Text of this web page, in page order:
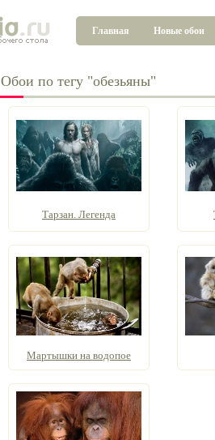
Главная Новые обои
Обои по тегу "обезьяны"
Тарзан. Легенда
Мартышки на водопое